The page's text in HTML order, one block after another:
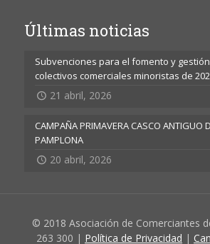
Últimas noticias
Subvenciones para el fomento y
colectivos comerciales minoristas de
21 abril, 2026
CAMPAÑA PRIMAVERA CASCO ANTIGUO
PAMPLONA
20 abril, 2026
© 2018 Asociación de Comerciantes
263 300 | Política de Privacidad |